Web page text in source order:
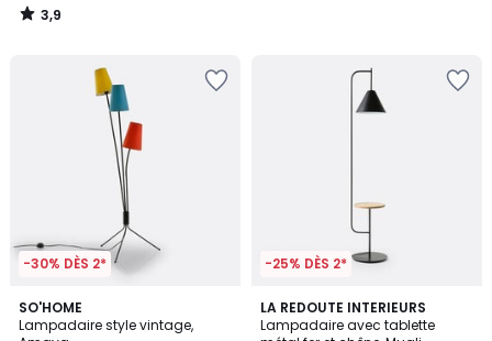
3,9
/
-30% DÈS 2*
SO'HOME
Lampadaire style vintage,
4,4
/ 5
-25% DÈS 2*
LA REDOUTE INTERIEURS
Lampadaire avec tablette
3,9
/ 5